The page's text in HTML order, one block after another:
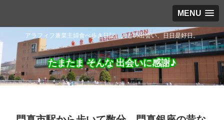
MENU
アラフィフ兼業主婦食べ歩き日記。人との出会い、日日是好日。
たまたま そんな 出会いに感謝♪